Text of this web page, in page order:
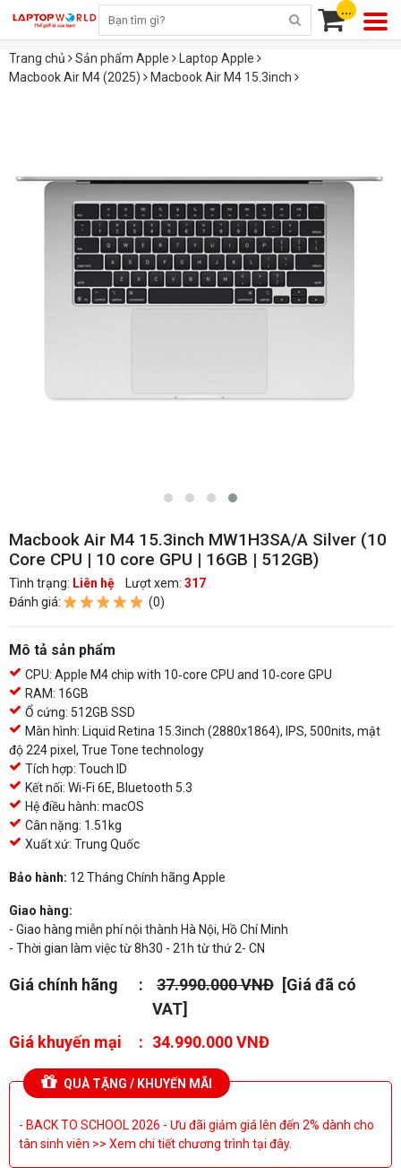
...
Trang chủ Sản phẩm Apple
Laptop Apple
Macbook Air M4 (2025)
Macbook Air M4 15.3inch
Macbook Air M4 15.3inch MW1H3SA/A Silver (10
Core CPU | 10 core GPU | 16GB | 512GB)
Tình trạng: Liên hệ Lượt xem: 317
Đánh giá:
(0)
Mô tả sản phẩm
CPU: Apple M4 chip with 10‑core CPU and 10‑core GPU
RAM: 16GB
Ổ cứng: 512GB SSD
Màn hình: Liquid Retina 15.3inch (2880x1864), IPS, 500nits, mật
độ 224 pixel, True Tone technology
Tích hợp: Touch ID
Kết nối: Wi-Fi 6E, Bluetooth 5.3
Hệ điều hành: macOS
Cân nặng: 1.51kg
Xuất xứ: Trung Quốc
Bảo hành: 12 Tháng Chính hãng Apple
Giao hàng:
- Giao hàng miễn phí nội thành Hà Nội, Hồ Chí Minh
- Thời gian làm việc từ 8h30 - 21h từ thứ 2- CN
Giá chính hãng 37.990.000 VNĐ [Giá đã có
VAT]
Giá khuyến mại
34.990.000 VNĐ
QUÀ TẶNG / KHUYẾN MÃI
- BACK TO SCHOOL 2026 - Ưu đãi giảm giá lên đến 2% dành cho
tân sinh viên >> Xem chi tiết chương trình tại đây.